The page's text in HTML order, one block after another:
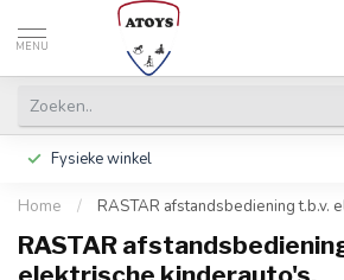
MENU
Fysieke winkel
Home / RASTAR afstandsbediening t.b.v.
RASTAR